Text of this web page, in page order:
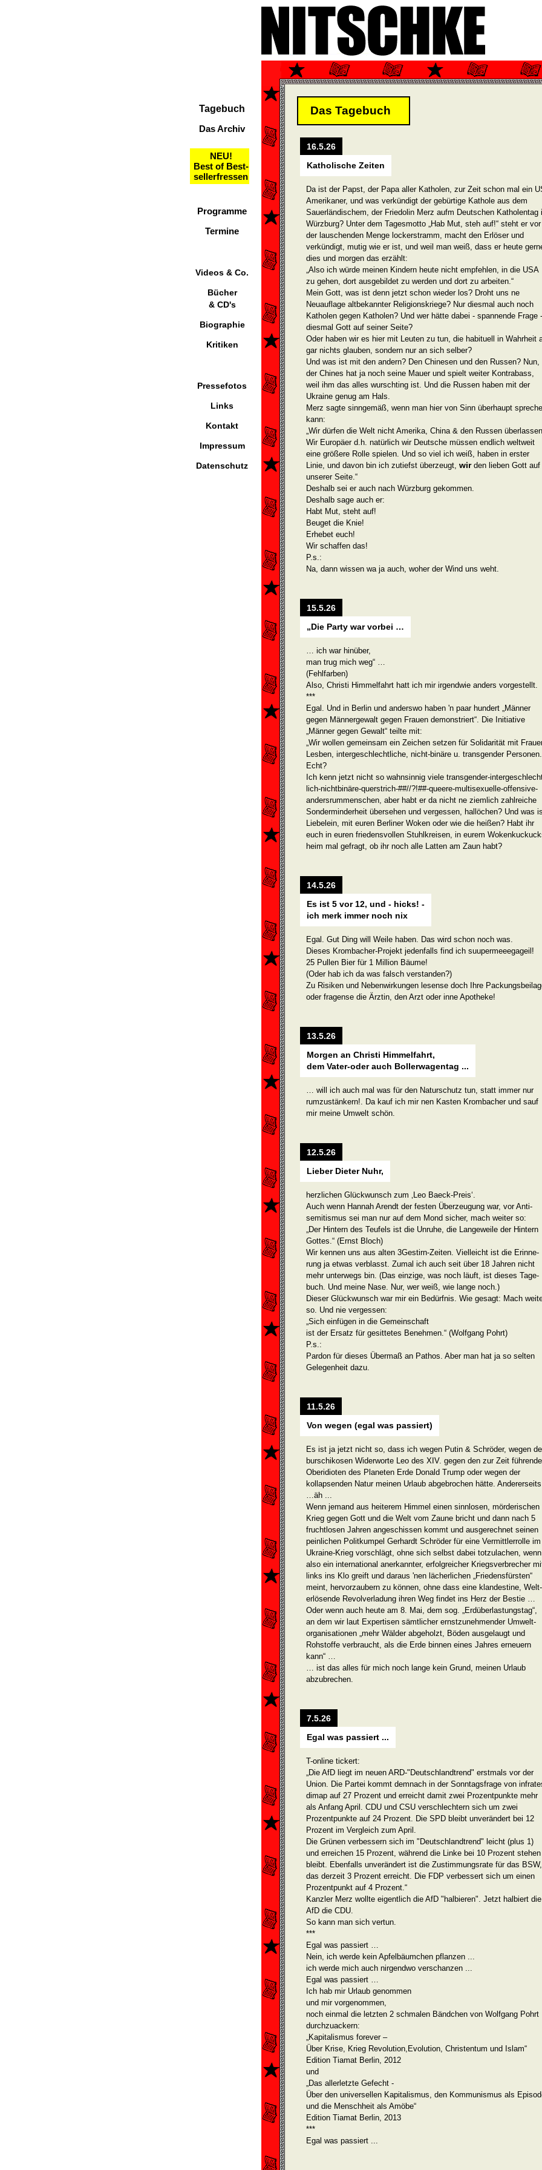
Tagebuch
Das Archiv
NEU!
Best of Best-
sellerfressen
Programme
Termine
Videos & Co.
Bücher
& CD's
Biographie
Kritiken
Pressefotos
Links
Kontakt
Impressum
Datenschutz
Das Tagebuch
16.5.26
Katholische Zeiten
Da ist der Papst, der Papa aller Katholen, zur Zeit schon mal ein
Amerikaner, und was verkündigt der gebürtige Kathole aus dem
Sauerländischem, der Friedolin Merz aufm Deutschen Katholentag
Würzburg? Unter dem Tagesmotto „Hab Mut, steh auf!“ steht er vor
der lauschenden Menge lockerstramm, macht den Erlöser und
verkündigt, mutig wie er ist, und weil man weiß, dass er heute
dies und morgen das erzählt:
„Also ich würde meinen Kindern heute nicht empfehlen, in die USA
zu gehen, dort ausgebildet zu werden und dort zu arbeiten.“
Mein Gott, was ist denn jetzt schon wieder los? Droht uns ne
Neuauflage altbekannter Religionskriege? Nur diesmal auch noch
Katholen gegen Katholen? Und wer hätte dabei - spannende Frage -
diesmal Gott auf seiner Seite?
Oder haben wir es hier mit Leuten zu tun, die habituell in Wahrheit
gar nichts glauben, sondern nur an sich selber?
Und was ist mit den andern? Den Chinesen und den Russen? Nun,
der Chines hat ja noch seine Mauer und spielt weiter Kontrabass,
weil ihm das alles wurschting ist. Und die Russen haben mit der
Ukraine genug am Hals.
Merz sagte sinngemäß, wenn man hier von Sinn überhaupt
kann:
„Wir dürfen die Welt nicht Amerika, China & den Russen
Wir Europäer d.h. natürlich wir Deutsche müssen endlich weltweit
eine grö­ßere Rolle spielen. Und so viel ich weiß, haben in erster
Linie, und davon bin ich zutiefst überzeugt, wirden lieben Gott auf
unserer Seite.“
Deshalb sei er auch nach Würzburg gekommen.
Deshalb sage auch er:
Habt Mut, steht auf!
Beuget die Knie!
Erhebet euch!
Wir schaffen das!
P.s.:
Na, dann wissen wa ja auch, woher der Wind uns weht.
15.5.26
„Die Party war vorbei …
… ich war hinüber,
man trug mich weg“ …
(Fehlfarben)
Also, Christi Himmelfahrt hatt ich mir irgendwie anders vorgestellt.
***
Egal. Und in Berlin und anderswo haben 'n paar hundert „Männer
gegen Männergewalt gegen Frauen demonstriert“. Die Initiative
„Männer gegen Gewalt“ teilte mit:
„Wir wollen gemeinsam ein Zeichen setzen für Solidarität mit
Lesben, intergeschlechtliche, nicht-binäre u. transgender
Echt?
Ich kenn jetzt nicht so wahnsinnig viele transgender-
lich-nichtbinäre-querstrich-##//?!##-queere-multisexuelle-offensive-
andersrummenschen, aber habt er da nicht ne ziemlich zahlreiche
Sonderminderheit übersehen und vergessen, hallöchen? Und was
Liebelein, mit euren Berliner Woken oder wie die heißen? Habt ihr
euch in euren friedensvollen Stuhlkreisen, in eurem
heim mal gefragt, ob ihr noch alle Latten am Zaun habt?
14.5.26
Es ist 5 vor 12, und - hicks! -
ich merk immer noch nix
Egal. Gut Ding will Weile haben. Das wird schon noch was.
Dieses Krombacher-Projekt jedenfalls find ich suupermeeegageil!
25 Pullen Bier für 1 Million Bäume!
(Oder hab ich da was falsch verstanden?)
Zu Risiken und Nebenwirkungen lesense doch Ihre
oder fragense die Ärztin, den Arzt oder inne Apotheke!
13.5.26
Morgen an Christi Himmelfahrt,
dem Vater-oder auch Bollerwagentag ...
… will ich auch mal was für den Naturschutz tun, statt immer nur
rumzustänkern!. Da kauf ich mir nen Kasten Krombacher und sauf
mir meine Umwelt schön.
12.5.26
Lieber Dieter Nuhr,
herzlichen Glückwunsch zum ‚Leo Baeck-Preis‘.
Auch wenn Hannah Arendt der festen Überzeugung war, vor Anti­
semitismus sei man nur auf dem Mond sicher, mach weiter so:
„Der Hintern des Teufels ist die Unruhe, die Langeweile der Hintern
Gottes.“ (Ernst Bloch)
Wir kennen uns aus alten 3Gestirn-Zeiten. Vielleicht ist die Erinne­
rung ja etwas verblasst. Zumal ich auch seit über 18 Jahren nicht
mehr unterwegs bin. (Das einzige, was noch läuft, ist dieses Tage­
buch. Und meine Nase. Nur, wer weiß, wie lange noch.)
Dieser Glückwunsch war mir ein Bedürfnis. Wie gesagt: Mach
so. Und nie vergessen:
„Sich einfügen in die Gemeinschaft
ist der Ersatz für gesittetes Benehmen.“ (Wolfgang Pohrt)
P.s.:
Pardon für dieses Übermaß an Pathos. Aber man hat ja so selten
Gelegenheit dazu.
11.5.26
Von wegen (egal was passiert)
Es ist ja jetzt nicht so, dass ich wegen Putin & Schröder, wegen
burschikosen Widerworte Leo des XIV. gegen den zur Zeit
Oberidioten des Planeten Erde Donald Trump oder wegen der
kollapsenden Natur meinen Urlaub abgebrochen hätte. Andererseits
…äh ...
Wenn jemand aus heiterem Himmel einen sinnlosen, mörderischen
Krieg gegen Gott und die Welt vom Zaune bricht und dann nach 5
fruchtlosen Jahren angeschissen kommt und ausgerechnet seinen
peinlichen Politkumpel Gerhardt Schröder für eine Vermittlerrolle im
Ukraine-Krieg vorschlägt, ohne sich selbst dabei totzulachen, wenn
also ein international anerkannter, erfolgreicher Kriegsver­brecher
links ins Klo greift und daraus 'nen lächerli­chen „Friedensfürsten“
meint, hervorzaubern zu können, ohne dass eine klandestine, Welt-
erlösende Revolverladung ihren Weg findet ins Herz der Bestie …
Oder wenn auch heute am 8. Mai, dem sog. „Erdüberlastungstag“,
an dem wir laut Expertisen sämtlicher ernstzunehmender Umwelt­
organisationen „mehr Wälder abgeholzt, Böden ausgelaugt und
Rohstoffe verbraucht, als die Erde binnen eines Jahres erneuern
kann“ …
… ist das alles für mich noch lange kein Grund, meinen Urlaub
abzubrechen.
7.5.26
Egal was passiert ...
T-online tickert:
„Die AfD liegt im neuen ARD-"Deutschlandtrend" erstmals vor der
Union. Die Partei kommt demnach in der Sonntagsfrage von
dimap auf 27 Prozent und erreicht damit zwei Prozentpunkte mehr
als Anfang April. CDU und CSU verschlechtern sich um zwei
Prozentpunkte auf 24 Prozent. Die SPD bleibt unverändert bei 12
Prozent im Vergleich zum April.
Die Grünen verbessern sich im "Deutschlandtrend" leicht (plus 1)
und erreichen 15 Prozent, während die Linke bei 10 Prozent stehen
bleibt. Ebenfalls unverändert ist die Zustimmungsrate für das BSW,
das derzeit 3 Prozent erreicht. Die FDP verbessert sich um einen
Prozentpunkt auf 4 Prozent.“
Kanzler Merz wollte eigentlich die AfD "halbieren". Jetzt halbiert die
AfD die CDU.
So kann man sich vertun.
***
Egal was passiert …
Nein, ich werde kein Apfelbäumchen pflanzen ...
ich werde mich auch nirgendwo verschanzen ...
Egal was passiert …
Ich hab mir Urlaub genommen
und mir vorgenommen,
noch einmal die letzten 2 schmalen Bändchen von Wolfgang Pohrt
durchzuackern:
„Kapitalismus forever –
Über Krise, Krieg Revolution,Evolution, Christentum und Islam“
Edition Tiamat Berlin, 2012
und
„Das allerletzte Gefecht -
Über den universellen Kapitalismus, den Kommunismus als
und die Menschheit als Amöbe“
Edition Tiamat Berlin, 2013
***
Egal was passiert ...